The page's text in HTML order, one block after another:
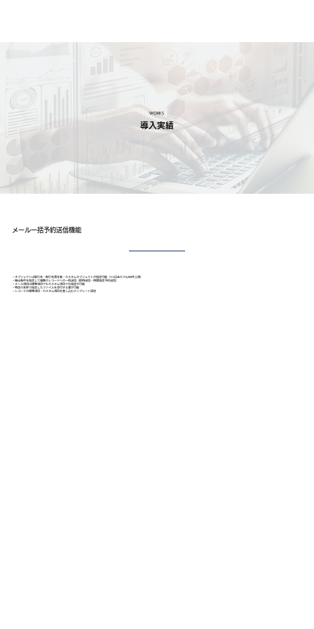
WORKS
導入実績
メール一括予約送信機能
・オブジェクトは取引先・取引先責任者・カスタムオブジェクトが指定可能（※1日あたり5,000件上限）
・抽出条件を指定して複数のレコードへの一括送信（即時送信・時間指定予約送信）
・メール項目は標準項目でもカスタム項目でも指定が可能
・特定の名称で指定したファイルを添付する事が可能
・レコードの標準項目・カスタム項目を差し込むテンプレート設定